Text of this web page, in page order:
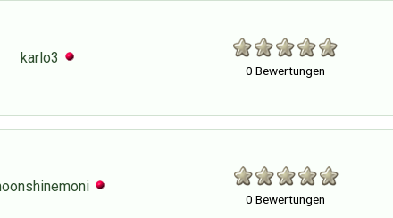
karlo3
0 Bewertungen
0 Bewertungen